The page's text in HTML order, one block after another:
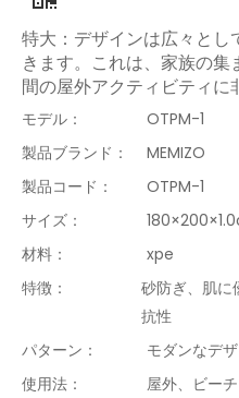
特大：デザインは広々と
きます。これは、家族の
間の屋外アクティビティに
モデル：
OTPM-1
製品ブランド：
MEMIZO
製品コード：
OTPM-1
サイズ：
材料：
xpe
特徴：
砂防ぎ、肌に
抗性
パターン：
モダンなデ
使用法：
屋外、ビー